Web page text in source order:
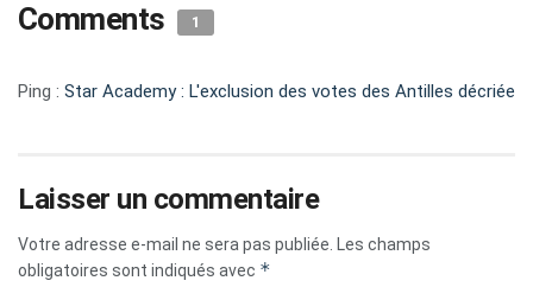
Comments 1
Ping : Star Academy : L'exclusion des votes des Antilles décriée
Laisser un commentaire
Votre adresse e-mail ne sera pas publiée. Les champs
obligatoires sont indiqués avec *